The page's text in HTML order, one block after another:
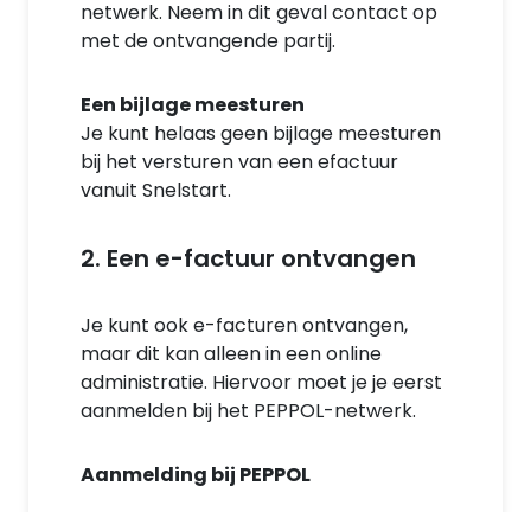
netwerk. Neem in dit geval contact op
met de ontvangende partij.
Een bijlage meesturen
Je kunt helaas geen bijlage meesturen
bij het versturen van een efactuur
vanuit Snelstart.
2. Een e-factuur ontvangen
Je kunt ook e-facturen ontvangen,
maar dit kan alleen in een online
administratie. Hiervoor moet je je eerst
aanmelden bij het PEPPOL-netwerk.
Aanmelding bij PEPPOL